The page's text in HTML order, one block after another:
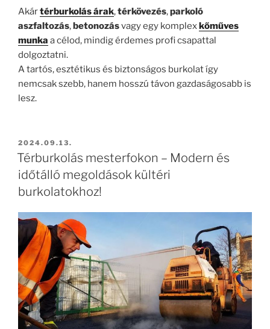
Akártérburkolás árak,térkövezés,parkoló
aszfaltozás,betonozásvagy egy komplexkőműves
munka a célod, mindig érdemes profi csapattal
dolgoztatni.
A tartós, esztétikus és biztonságos burkolat így
nemcsak szebb, hanem hosszú távon gazdaságosabb is
lesz.
BEKÜLDVE:
2024.09.13.
Térburkolás mesterfokon – Modern és
időtálló megoldások kültéri
burkolatokhoz!